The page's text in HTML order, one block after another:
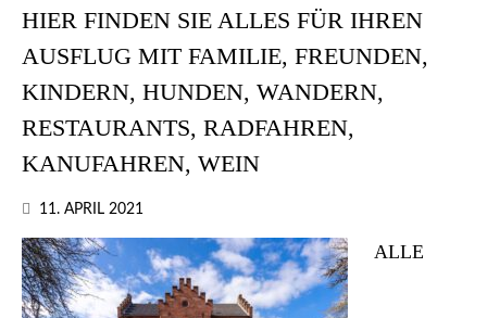
HIER FINDEN SIE ALLES FÜR IHREN
AUSFLUG MIT FAMILIE, FREUNDEN,
KINDERN, HUNDEN, WANDERN,
RESTAURANTS, RADFAHREN,
KANUFAHREN, WEIN
11. APRIL 2021
ALLE